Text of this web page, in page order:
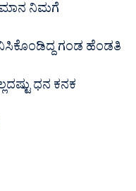
ನಿಮಗೆ
ಗಂಡ ಹೆಂಡತಿ
ಧನ ಕನಕ